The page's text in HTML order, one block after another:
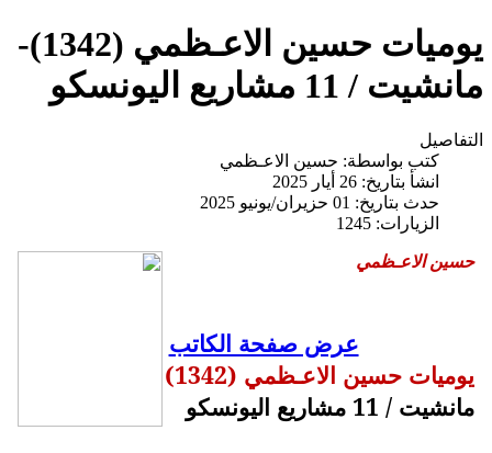
يوميات حسين الاعـظمي (1342)-
مانشيت / 11 مشاريع اليونسكو
التفاصيل
كتب بواسطة: حسين الاعـظمي
انشأ بتاريخ: 26 أيار 2025
حدث بتاريخ: 01 حزيران/يونيو 2025
الزيارات: 1245
حسين الاعـظمي
عرض صفحة الكاتب
يوميات حسين الاعـظمي (1342)
مانشيت / 11 مشاريع اليونسكو